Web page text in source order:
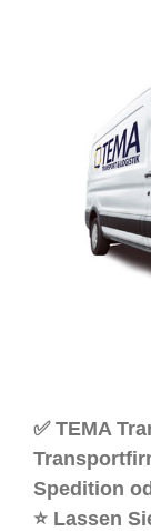
✅ TEMA
Spedition
⭐ Lassen